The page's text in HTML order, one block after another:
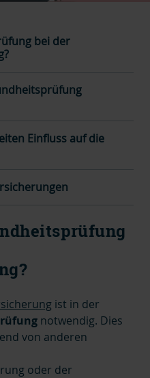
bei der
Einfluss auf die
ist in der
notwendig. Dies
von anderen
oder der